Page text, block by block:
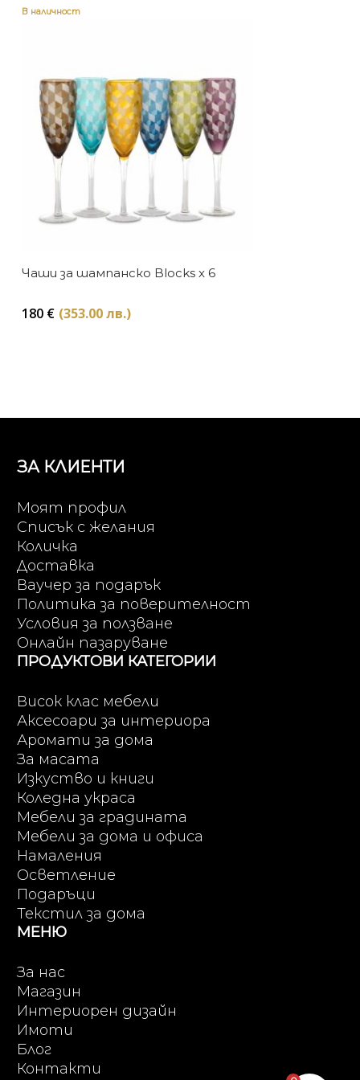
В наличност
Чаши за шампанско Blocks x 6
180 € (353.00 лв.)
ЗА КЛИЕНТИ
Моят профил
Списък с желания
Количка
Доставка
Ваучер за подарък
Политика за поверителност
Условия за ползване
Онлайн пазаруване
ПРОДУКТОВИ КАТЕГОРИИ
Висок клас мебели
Аксесоари за интериора
Аромати за дома
За масата
Изкуство и книги
Коледна украса
Мебели за градината
Мебели за дома и офиса
Намаления
Осветление
Подаръци
Текстил за дома
МЕНЮ
За нас
Магазин
Интериорен дизайн
Имоти
Блог
Контакти